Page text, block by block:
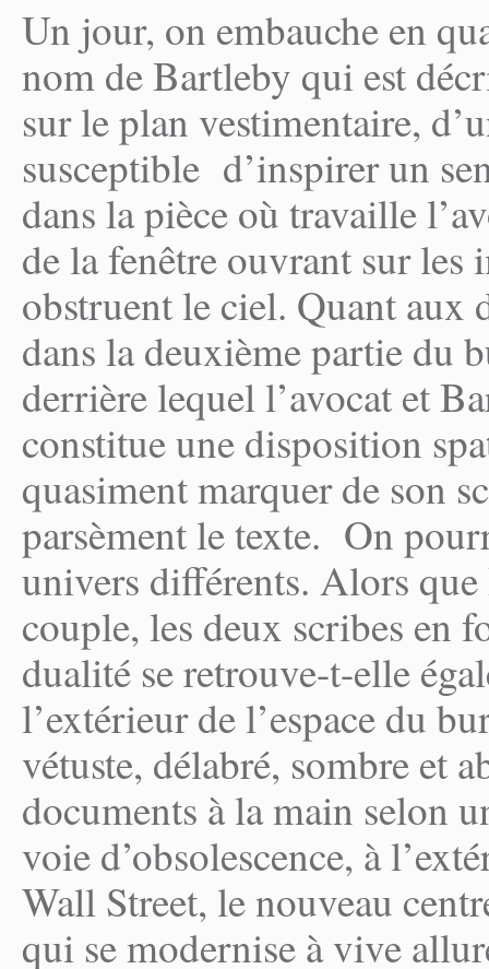
Un jour, on embauche en
nom de Bartleby qui est
sur le plan vestimentaire,
susceptible d’inspirer un
dans la pièce où travaille
de la fenêtre ouvrant sur
obstruent le ciel. Quant aux
dans la deuxième partie du
derrière lequel l’avocat et
constitue une disposition
quasiment marquer de son
parsèment le texte. On
univers différents. Alors
couple, les deux scribes en
dualité se retrouve-t-elle
l’extérieur de l’espace du
vétuste, délabré, sombre et
documents à la main selon
voie d’obsolescence, à
Wall Street, le nouveau
qui se modernise à vive